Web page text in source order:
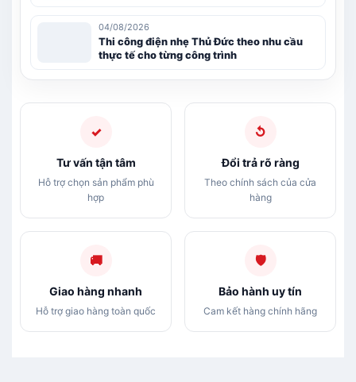
04/08/2026
Thi công điện nhẹ Thủ Đức theo nhu cầu
thực tế cho từng công trình
✓
Tư vấn tận tâm
Hỗ trợ chọn sản phẩm phù
hợp
↺
Đổi trả rõ ràng
Theo chính sách của cửa
hàng
🚚
Giao hàng nhanh
Hỗ trợ giao hàng toàn quốc
🛡
Bảo hành uy tín
Cam kết hàng chính hãng